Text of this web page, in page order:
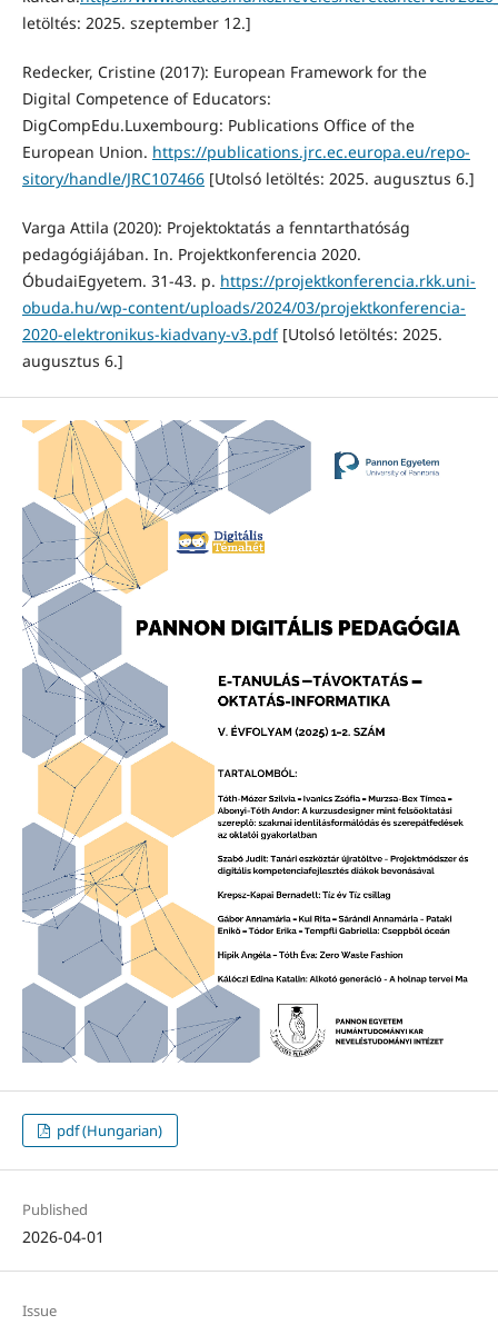
letöltés: 2025. szeptember 12.]
Redecker, Cristine (2017): European Framework for the
Digital Competence of Educators:
DigCompEdu.Luxembourg: Publications Office of the
European Union. https://publications.jrc.ec.europa.eu/repo-
sitory/handle/JRC107466[Utolsó letöltés: 2025. augusztus 6.]
Varga Attila (2020): Projektoktatás a fenntarthatóság
pedagógiájában. In. Projektkonferencia 2020.
ÓbudaiEgyetem. 31-43. p. https://projektkonferencia.rkk.uni-
obuda.hu/wp-content/uploads/2024/03/projektkonferencia-
2020-elektronikus-kiadvany-v3.pdf[Utolsó letöltés: 2025.
augusztus 6.]
pdf (Hungarian)
Published
2026-04-01
Issue